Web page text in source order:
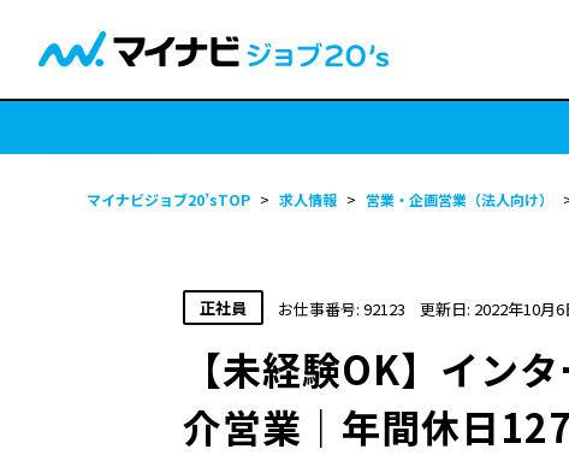
マイナビジョブ20’sTOP > 求人情報 > 営業・企画営業（法人向け）
正社員 お仕事番号: 92123 更新日: 2022年10月6
【未経験OK】イン
介営業｜年間休日